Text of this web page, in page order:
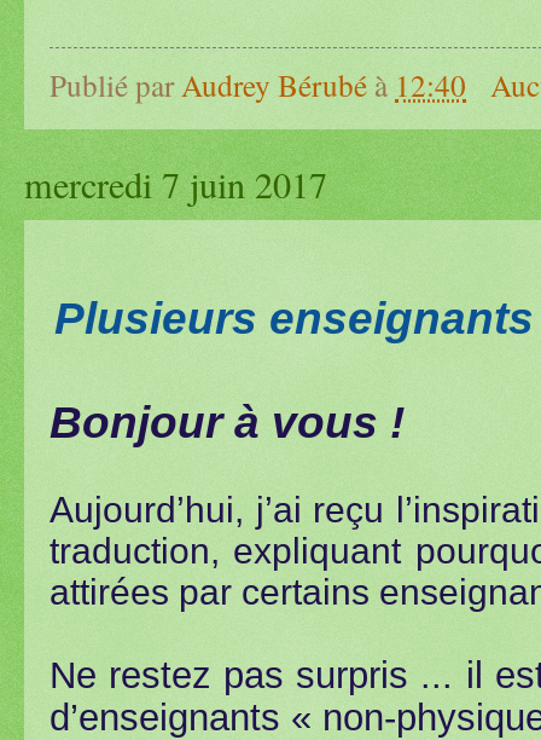
Publié parAudrey Bérubé à 12:40
mercredi 7 juin 2017
Plusieurs
Bonjour à vous !
Aujourd’hui, j’ai reçu
traduction, expliquant
attirées par certains
Ne restez pas surpris ... il
d’enseignants « non-